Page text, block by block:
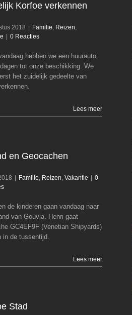
Zuidelijk Korfoe verkennen
Familie Reizen Vakantie
Korfoe verkennen
2018 Familie, Reizen,
0 Reacties
hebben we een huurauto
tot onze beschikking. We
het zuidelijk gedeelte van
Lees meer
Strand en Geocachen
Familie Reizen Vakantie
en Geocachen
| Familie Reizen Vakantie | 0
de kinderen gaan vandaag naar
van Gouvia. Henri gaat
GC4EF9F (Venetian Shipyards)
in de tussentijd.
Lees meer
Stad